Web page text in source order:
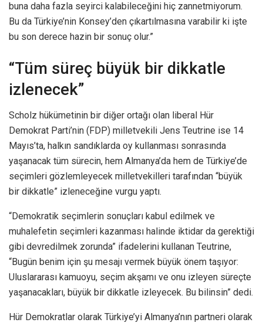
buna daha fazla seyirci kalabileceğini hiç zannetmiyorum.
Bu da Türkiye’nin Konsey’den çıkartılmasına varabilir ki işte
bu son derece hazin bir sonuç olur.”
“Tüm süreç büyük bir dikkatle
izlenecek”
Scholz hükümetinin bir diğer ortağı olan liberal Hür
Demokrat Parti’nin (FDP) milletvekili Jens Teutrine ise 14
Mayıs’ta, halkın sandıklarda oy kullanması sonrasında
yaşanacak tüm sürecin, hem Almanya’da hem de Türkiye’de
seçimleri gözlemleyecek milletvekilleri tarafından “büyük
bir dikkatle” izleneceğine vurgu yaptı.
“Demokratik seçimlerin sonuçları kabul edilmek ve
muhalefetin seçimleri kazanması halinde iktidar da gerektiği
gibi devredilmek zorunda” ifadelerini kullanan Teutrine,
“Bugün benim için şu mesajı vermek büyük önem taşıyor:
Uluslararası kamuoyu, seçim akşamı ve onu izleyen süreçte
yaşanacakları, büyük bir dikkatle izleyecek. Bu bilinsin” dedi.
Hür Demokratlar olarak Türkiye’yi Almanya’nın partneri olarak